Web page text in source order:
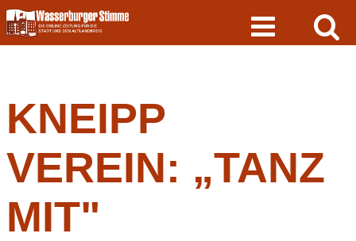
Skip
to
content
KNEIPP
VEREIN: „TANZ
MIT"